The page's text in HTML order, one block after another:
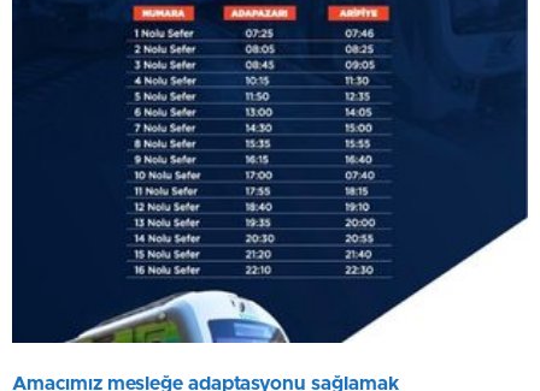
Amacımız mesleğe adaptasyonu sağlamak